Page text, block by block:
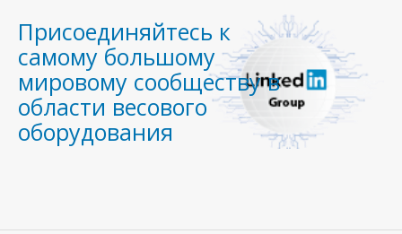
Присоединяйтесь к
самому большому
мировому сообществу в
области весового
оборудования